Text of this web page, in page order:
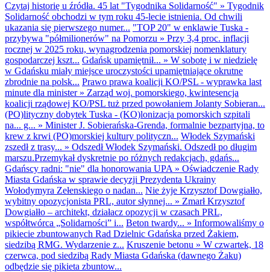
Czytaj historię u źródła. 45 lat "Tygodnika Solidarność" » Tygodnik
Solidarność obchodzi w tym roku 45-lecie istnienia. Od chwili
ukazania się pierwszego numer... "TOP 20" w enklawie Tuska -
przybywa "półmilionerów" na Pomorzu » Przy 3,4 proc. inflacji
rocznej w 2025 roku, wynagrodzenia pomorskiej nomenklatury
gospodarczej kszt... Gdańsk upamiętnił... » W sobotę i w niedzielę
w Gdańsku miały miejsce uroczystości upamiętniające okrutne
zbrodnie na polsk... Prawo prawa koalicji KO/PSL - wyprawka last
minute dla minister» Zarząd woj. pomorskiego, kwintesencja
koalicji rządowej KO/PSL tuż przed powołaniem Jolanty Sobieran...
(PO)lityczny dobytek Tuska - (KO)lonizacja pomorskich szpitali
na... g... » Minister J. Sobierańska-Grenda, formalnie bezpartyjna, to
krew z krwi (PO)morskiej kultury polityczn... Włodek Szymański
zszedł z trasy... » Odszedł Włodek Szymański. Odszedł po długim
marszu.Przemykał dyskretnie po różnych redakcjach, gdańs...
Gdańscy radni: "nie" dla honorowania UPA » Oświadczenie Rady
Miasta Gdańska w sprawie decyzji Prezydenta Ukrainy
Wołodymyra Zełenskiego o nadan... Nie żyje Krzysztof Dowgiałło,
wybitny opozycjonista PRL, autor słynnej... » Zmarł Krzysztof
Dowgiałło – architekt, działacz opozycji w czasach PRL,
współtwórca „Solidarności” i... Beton twardy... » Informowaliśmy o
pikiecie zbuntowanych Rad Dzielnic Gdańska przed Żakiem,
siedzibą RMG. Wydarzenie z... Kruszenie betonu » W czwartek, 18
czerwca, pod siedzibą Rady Miasta Gdańska (dawnego Żaku)
odbędzie się pikieta zbuntow...